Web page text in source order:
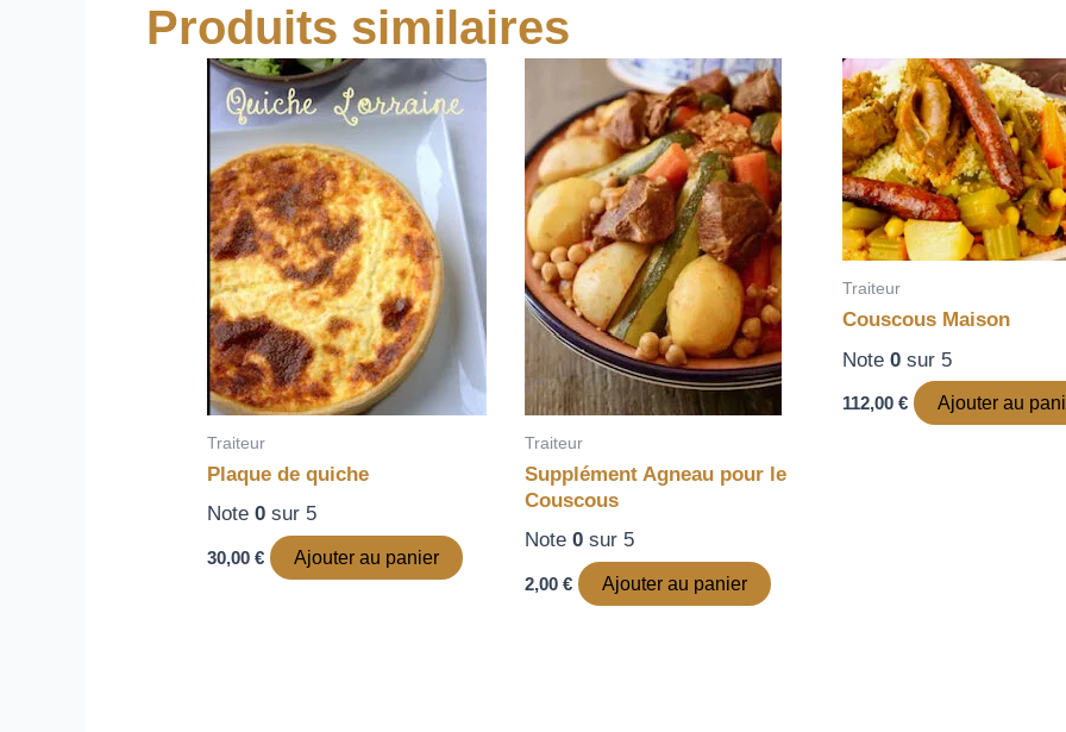
Produits similaires
Traiteur
Plaque de quiche
Note 0 sur 5
30,00 € Ajouter au panier
Traiteur
Supplément Agneau pour le
Couscous
Note 0sur 5
2,00 € Ajouter au panier
Traiteur
Couscous Maison
Note 0sur 5
112,00 € Ajouter au